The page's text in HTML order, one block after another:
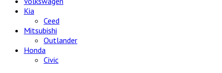
Kia
Ceed
Mitsubishi
Outlander
Honda
Civic